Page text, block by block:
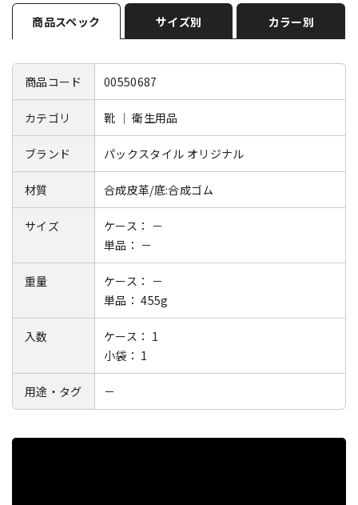
商品スペック サイズ別 カラー別
商品コード 00550687
カテゴリ 靴 ｜ 衛生用品
ブランド パックスタイル オリジナル
材質 合成皮革/底:合成ゴム
サイズ
ケース： －
単品： －
重量
ケース： －
単品： 455g
入数
ケース： 1
小袋： 1
用途・タグ －